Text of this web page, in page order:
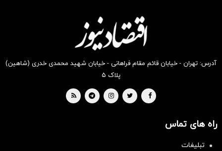
بخر !
بخر !
آدرس: تهران - خیابان قائم مقام فراهانی - خیابان شهید محمدی خدری (شاهین)
پلاک ۵
راه های تماس
تبلیغات